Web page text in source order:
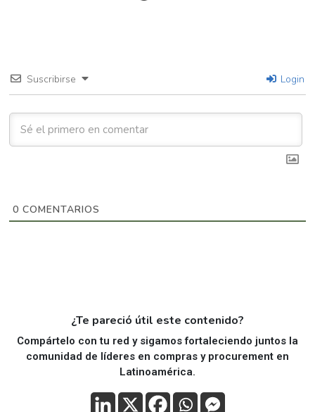
Suscribirse Login
0 COMENTARIOS
¿Te pareció útil este contenido?
Compártelo con tu red y sigamos fortaleciendo juntos la
comunidad de líderes en compras y procurement en
Latinoamérica.